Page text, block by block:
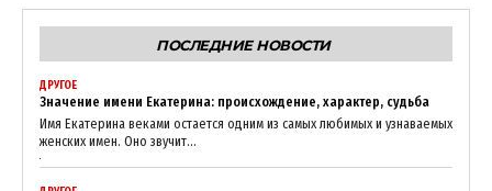
ПОСЛЕДНИЕ НОВОСТИ
ДРУГОЕ
Значение имени Екатерина: происхождение, характер, судьба
Имя Екатерина веками остается одним из самых любимых и узнаваемых
женских имен. Оно звучит...